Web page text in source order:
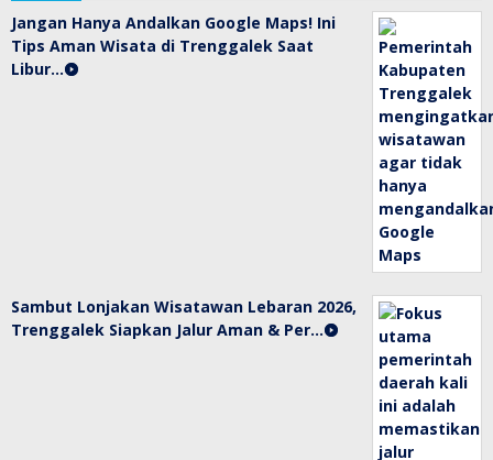
Jangan Hanya Andalkan Google Maps! Ini
Tips Aman Wisata di Trenggalek Saat
Libur…
Sambut Lonjakan Wisatawan Lebaran 2026,
Trenggalek Siapkan Jalur Aman & Per…